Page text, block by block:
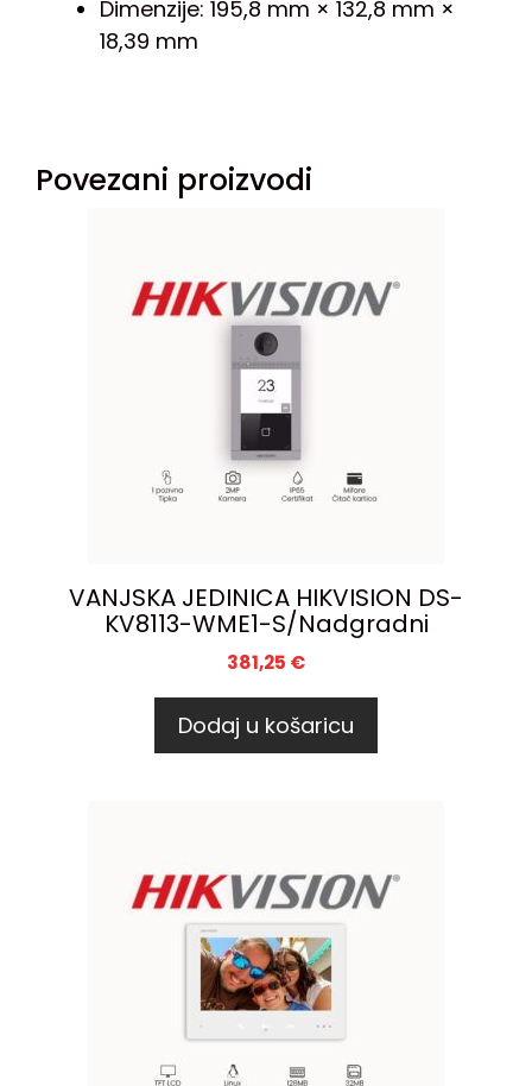
Dimenzije: 195,8 mm × 132,8 mm ×
18,39 mm
Povezani proizvodi
VANJSKA JEDINICA HIKVISION DS-
KV8113-WME1-S/Nadgradni
381,25 €
Dodaj u košaricu